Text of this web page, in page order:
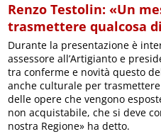
Renzo Testolin: «Un
trasmettere qualcosa
Durante la presentazione è
assessore all’Artigianto e
tra conferme e novità questo
anche culturale per
delle opere che vengono
non acquistabile, che si deve
nostra Regione» ha detto.